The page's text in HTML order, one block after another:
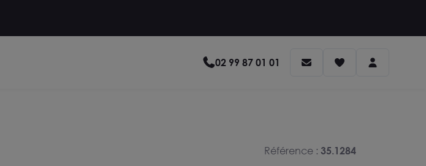
02 99 87 01 01
Référence : 35.1284